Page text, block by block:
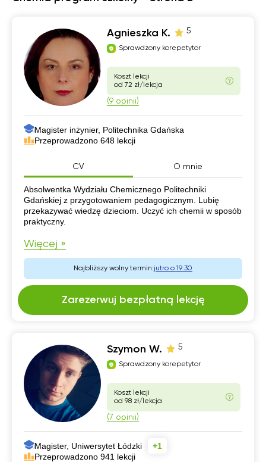
Agnieszka K. 5
Sprawdzony korepetytor
Koszt lekcji
od 72 zł/lekcja
(9 opinii)
Magister inżynier, Politechnika Gdańska
Przeprowadzono 648 lekcji
CV O mnie
CV
Absolwentka Wydziału Chemicznego Politechniki
Gdańskiej z przygotowaniem pedagogicznym. Lubię
przekazywać wiedzę dzieciom. Uczyć ich chemii w sposób
praktyczny.
Więcej »
Najbliższy wolny termin:jutro o 19:30
Zarezerwuj bezpłatną lekcję
Szymon W. 5
Sprawdzony korepetytor
Koszt lekcji
od 98 zł/lekcja
(7 opinii)
Magister, Uniwersytet Łódzki
+1
Przeprowadzono 941 lekcji